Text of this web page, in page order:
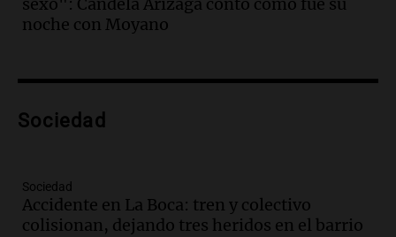
Audio.Fieles celebran a San Cayetano
Episodios
Audio.
Viva la Radio
Episodios
Audio.Tucumán enfrenta un equilibrio
sexo": Candela Arizaga contó cómo fue su
noche con Moyano
Sociedad
Sociedad
Accidente en La Boca: tren y colectivo
colisionan, dejando tres heridos en el barrio